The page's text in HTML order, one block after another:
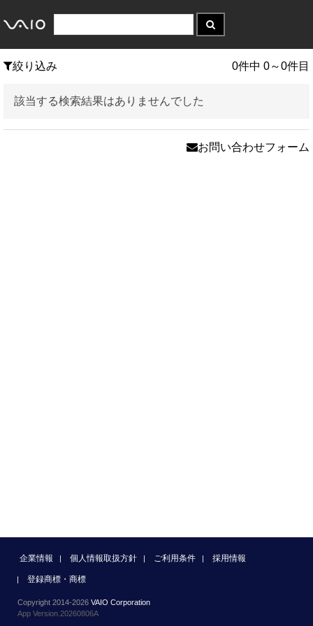
絞り込み 0件中 0～0件目
該当する検索結果はありませんでした
お問い合わせフォーム
企業情報 個人情報取扱方針 ご利用条件 採用情報
登録商標・商標
Copyright 2014-2026 VAIO Corporation
App Version.20260806A